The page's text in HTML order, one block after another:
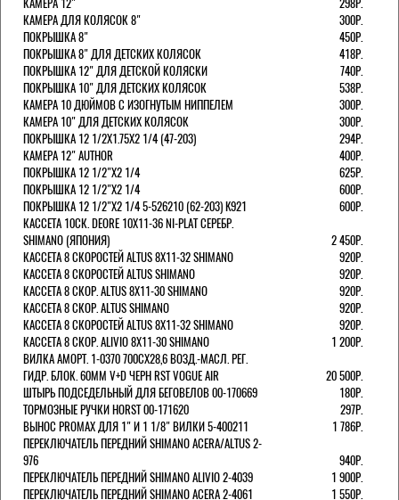
КАМЕРА ДЛЯ КОЛЯСОК 8"
300Р.
ПОКРЫШКА 8"
450Р.
ПОКРЫШКА 8" ДЛЯ ДЕТСКИХ КОЛЯСОК
418Р.
ПОКРЫШКА 12" ДЛЯ ДЕТСКОЙ КОЛЯСКИ
740Р.
ПОКРЫШКА 10" ДЛЯ ДЕТСКИХ КОЛЯСОК
538Р.
КАМЕРА 10 ДЮЙМОВ С ИЗОГНУТЫМ НИППЕЛЕМ
300Р.
КАМЕРА 10" ДЛЯ ДЕТСКИХ КОЛЯСОК
300Р.
ПОКРЫШКА 12 1/2X1.75X2 1/4 (47-203)
294Р.
КАМЕРА 12" AUTHOR
400Р.
ПОКРЫШКА 12 1/2"Х2 1/4
625Р.
ПОКРЫШКА 12 1/2"Х2 1/4
600Р.
ПОКРЫШКА 12 1/2"Х2 1/4 5-526210 (62-203) K921
600Р.
КАССЕТА 10СК. DEORE 10Х11-36 NI-PLAT СЕРЕБР.
SHIMANO (ЯПОНИЯ)
2 450Р.
КАССЕТА 8 СКОРОСТЕЙ ALTUS 8Х11-32 SHIMANO
920Р.
КАССЕТА 8 СКОРОСТЕЙ ALTUS SHIMANO
920Р.
КАССЕТА 8 СКОР. ALTUS 8Х11-30 SHIMANO
920Р.
КАССЕТА 8 СКОР. ALTUS SHIMANO
920Р.
КАССЕТА 8 СКОРОСТЕЙ ALTUS 8Х11-32 SHIMANO
920Р.
КАССЕТА 8 СКОР. ALIVIO 8Х11-30 SHIMANO
1 200Р.
ВИЛКА АМОРТ. 1-0370 700СХ28,6 ВОЗД.-МАСЛ. РЕГ.
ГИДР. БЛОК. 60ММ V+D ЧЕРН RST VOGUE AIR
20 500Р.
ШТЫРЬ ПОДСЕДЕЛЬНЫЙ ДЛЯ БЕГОВЕЛОВ 00-170669
180Р.
ТОРМОЗНЫЕ РУЧКИ HORST 00-171620
297Р.
ВЫНОС PROMAX ДЛЯ 1" И 1 1/8" ВИЛКИ 5-400211
1 786Р.
ПЕРЕКЛЮЧАТЕЛЬ ПЕРЕДНИЙ SHIMANO ACERA/ALTUS 2-
976
940Р.
ПЕРЕКЛЮЧАТЕЛЬ ПЕРЕДНИЙ SHIMANO ALIVIO 2-4039
1 900Р.
ПЕРЕКЛЮЧАТЕЛЬ ПЕРЕДНИЙ SHIMANO ACERA 2-4061
1 550Р.